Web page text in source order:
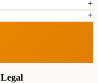
Legal